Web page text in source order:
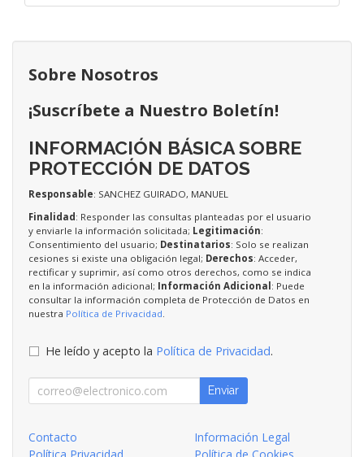
Sobre Nosotros
¡Suscríbete a Nuestro Boletín!
INFORMACIÓN BÁSICA SOBRE
PROTECCIÓN DE DATOS
Responsable: SANCHEZ GUIRADO, MANUEL
Finalidad: Responder las consultas planteadas por el usuario
y enviarle la información solicitada; Legitimación:
Consentimiento del usuario; Destinatarios: Solo se realizan
cesiones si existe una obligación legal; Derechos: Acceder,
rectificar y suprimir, así como otros derechos, como se indica
en la información adicional; Información Adicional: Puede
consultar la información completa de Protección de Datos en
nuestra Política de Privacidad
He leído y acepto la Política de Privacidad.
Enviar
Contacto
Información Legal
Política Privacidad
Política de Cookies